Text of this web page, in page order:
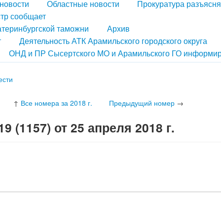
Областные новости
Прокуратура
сообщает
таможни
Архив
Деятельность АТК Арамильского городского округа
ОНД и ПР Сысертского МО и Арамильского ГО
↑ Все номера за 2018 г. Предыдущий номер →
(1157) от 25 апреля 2018 г.